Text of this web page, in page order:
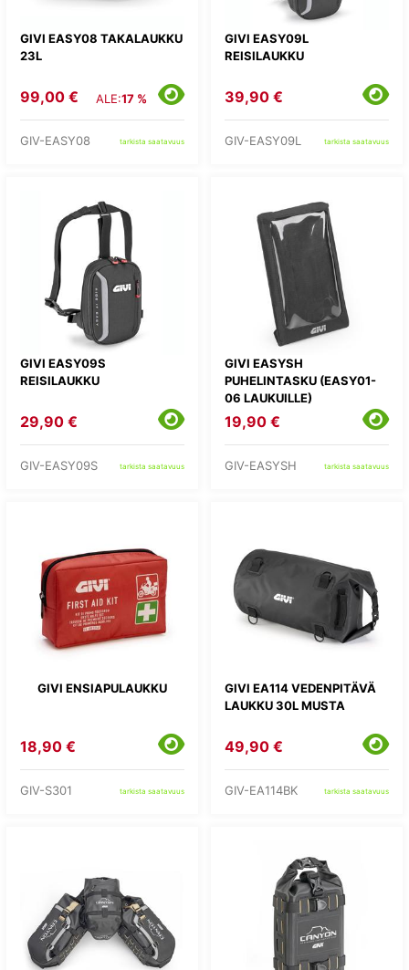
GIVI EASY08 TAKALAUKKU
23L
99,00 € ALE:17 %
GIV-EASY08 tarkista saatavuus
GIVI EASY09L
REISILAUKKU
39,90 €
GIV-EASY09L tarkista saatavuus
GIVI EASY09S
REISILAUKKU
29,90 €
GIV-EASY09S tarkista saatavuus
GIVI EASYSH
PUHELINTASKU (EASY01-
06 LAUKUILLE)
19,90 €
GIV-EASYSH tarkista saatavuus
GIVI ENSIAPULAUKKU
18,90 €
GIV-S301 tarkista saatavuus
GIVI EA114 VEDENPITÄVÄ
LAUKKU 30L MUSTA
49,90 €
GIV-EA114BK tarkista saatavuus